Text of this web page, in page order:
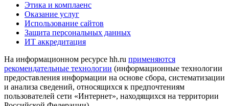
Этика и комплаенс
Оказание услуг
Использование сайтов
Защита персональных данных
ИТ аккредитация
На информационном ресурсе hh.ru применяются
рекомендательные технологии (информационные технологии
предоставления информации на основе сбора, систематизации
и анализа сведений, относящихся к предпочтениям
пользователей сети «Интернет», находящихся на территории